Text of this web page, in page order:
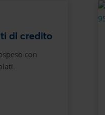
di credito
con